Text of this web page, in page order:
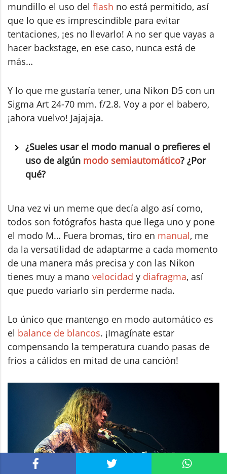
mundillo el uso del flash no está permitido, así
que lo que es imprescindible para evitar
tentaciones, ¡es no llevarlo! A no ser que vayas a
hacer backstage, en ese caso, nunca está de
más…
Y lo que me gustaría tener, una Nikon D5 con un
Sigma Art 24-70 mm. f/2.8. Voy a por el babero,
¡ahora vuelvo! Jajajaja.
¿Sueles usar el modo manual o prefieres el
uso de algún modo semiautomático? ¿Por
qué?
Una vez vi un meme que decía algo así como,
todos son fotógrafos hasta que llega uno y pone
el modo M… Fuera bromas, tiro en manual, me
da la versatilidad de adaptarme a cada momento
de una manera más precisa y con las Nikon
tienes muy a mano velocidad y diafragma, así
que puedo variarlo sin perderme nada.
Lo único que mantengo en modo automático es
el balance de blancos. ¡Imagínate estar
compensando la temperatura cuando pasas de
fríos a cálidos en mitad de una canción!